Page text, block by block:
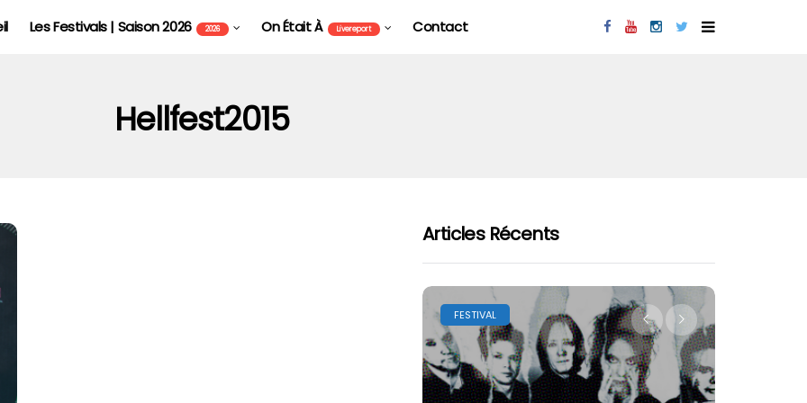
Les Festivals | Saison 2026 2026 On Était À Livereport Contact
Hellfest2015
Articles Récents
FESTIVAL